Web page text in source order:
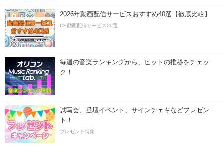
2026年動画配信サービスおすすめ40選【徹底比較】
CS動画配信サービス20選
毎週の音楽ランキングから、ヒットの推移をチェッ
ク！
試写会、登壇イベント、サインチェキなどプレゼン
ト！
プレゼント特集